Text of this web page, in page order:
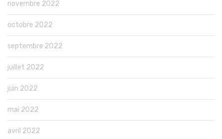
novembre 2022
octobre 2022
septembre 2022
juillet 2022
juin 2022
mai 2022
avril 2022